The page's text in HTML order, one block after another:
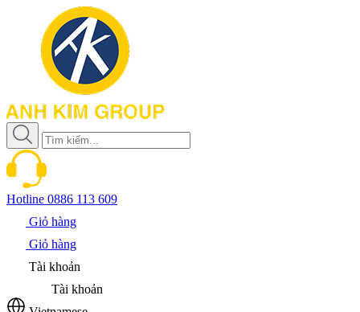
Hotline 0886 113 609
Giỏ hàng
Giỏ hàng
Tài khoản
Tài khoản